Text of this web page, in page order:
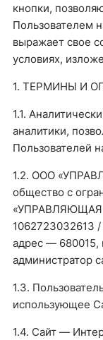
кнопки,
Пользователем
выражает свое
условиях,
1. ТЕРМИНЫ И
1.1.
аналитики,
Пользователей
1.2. ООО
общество с
«УПРАВЛЯЮЩАЯ
1062723032613
адрес — 680015,
администратор
1.3.
использующее
1.4. Сайт —